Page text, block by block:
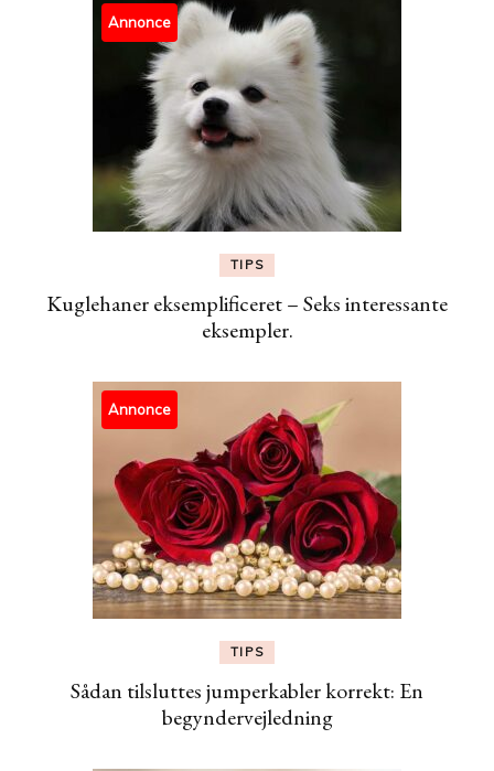
Annonce
TIPS
Kuglehaner eksemplificeret – Seks interessante
eksempler.
Annonce
TIPS
Sådan tilsluttes jumperkabler korrekt: En
begyndervejledning